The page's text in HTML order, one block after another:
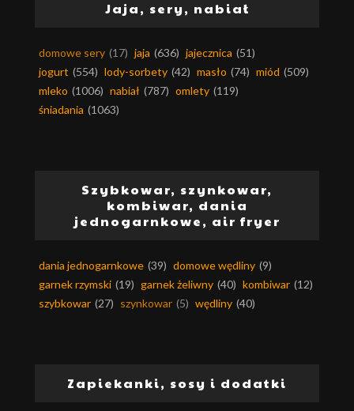
Jaja, sery, nabiał
domowe sery (17) jaja (636) jajecznica (51)
jogurt (554) lody-sorbety (42) masło (74) miód (509)
mleko (1006) nabiał (787) omlety (119)
śniadania (1063)
Szybkowar, szynkowar,
kombiwar, dania
jednogarnkowe, air fryer
dania jednogarnkowe (39) domowe wędliny (9)
garnek rzymski (19) garnek żeliwny (40) kombiwar (12)
szybkowar (27) szynkowar (5) wędliny (40)
Zapiekanki, sosy i dodatki